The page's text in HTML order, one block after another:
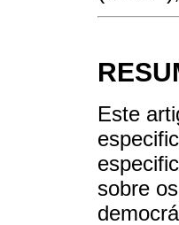
Este
sobre